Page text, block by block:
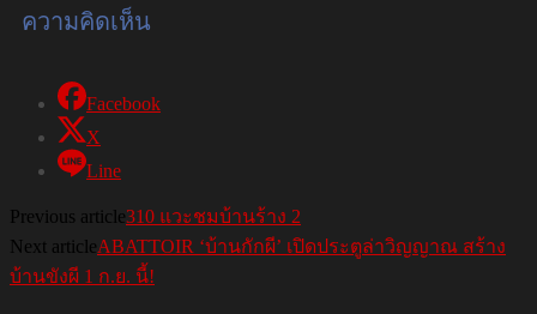
ความคิดเห็น
Facebook
X
Line
Previous article310 แวะชมบ้านร้าง 2
Next articleABATTOIR ‘บ้านกักผี’ เปิดประตูล่าวิญญาณ สร้าง
บ้านขังผี 1 ก.ย. นี้!